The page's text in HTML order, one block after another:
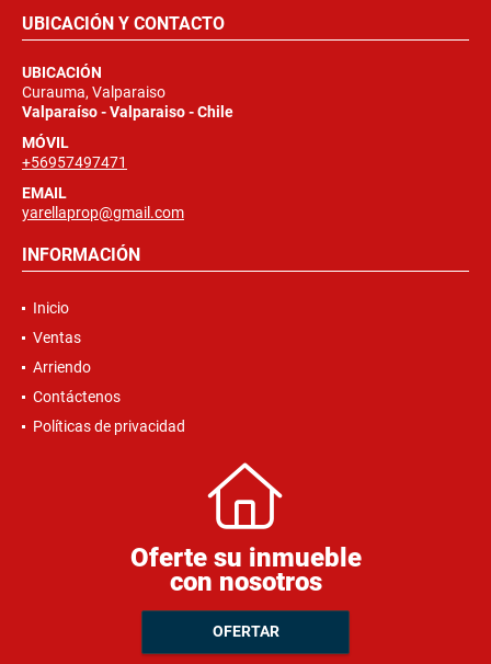
UBICACIÓN Y CONTACTO
UBICACIÓN
Curauma, Valparaiso
Valparaíso - Valparaiso - Chile
MÓVIL
+56957497471
EMAIL
yarellaprop@gmail.com
INFORMACIÓN
Inicio
Ventas
Arriendo
Contáctenos
Políticas de privacidad
Oferte su inmueble
con nosotros
OFERTAR